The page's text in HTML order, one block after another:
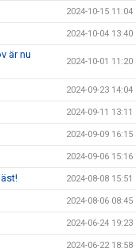
2024-10-15 11:04
2024-10-04 13:40
är nu
2024-10-01 11:20
2024-09-23 14:04
2024-09-11 13:11
2024-09-09 16:15
2024-09-06 15:16
2024-08-08 15:51
2024-08-06 08:45
2024-06-24 19:23
2024-06-22 18:58